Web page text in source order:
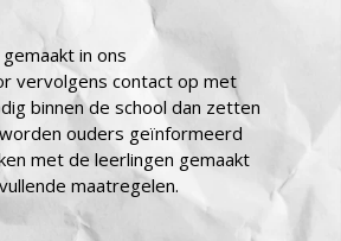
in ons
vervolgens contact op met
binnen de school dan zetten
ouders geïnformeerd
met de leerlingen gemaakt
maatregelen.